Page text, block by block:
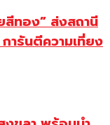
สีทอง” ส่งสถานี
ารันตีความเที่ยง